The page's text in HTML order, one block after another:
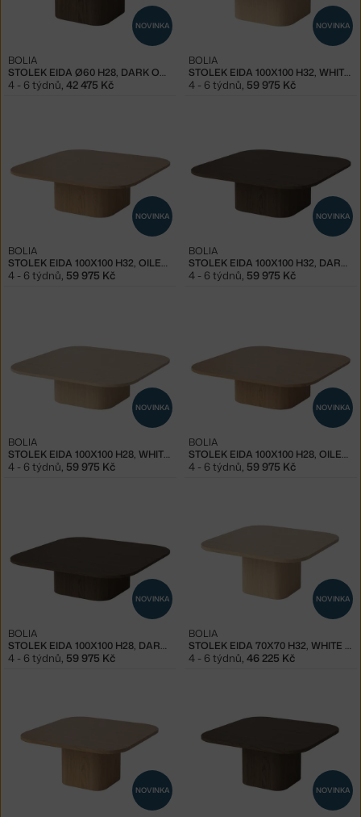
NOVINKA
STOLEK EIDA Ø60 H28, DARK OAK
BOLIA
4 - 6 týdnů 42 475 Kč
NOVINKA
STOLEK EIDA 100X100 H32, WHITE OAK
BOLIA
4 - 6 týdnů 59 975 Kč
NOVINKA
STOLEK EIDA 100X100 H32, OILED OAK
BOLIA
4 - 6 týdnů, 59 975 Kč
NOVINKA
STOLEK EIDA 100X100 H32, DARK OAK
BOLIA
4 - 6 týdnů, 59 975 Kč
NOVINKA
STOLEK EIDA 100X100 H28, WHITE OAK
BOLIA
4 - 6 týdnů, 59 975 Kč
NOVINKA
STOLEK EIDA 100X100 H28, OILED OAK
BOLIA
4 - 6 týdnů, 59 975 Kč
NOVINKA
STOLEK EIDA 100X100 H28, DARK OAK
BOLIA
4 - 6 týdnů, 59 975 Kč
NOVINKA
STOLEK EIDA 70X70 H32, WHITE OAK
BOLIA
4 - 6 týdnů, 46 225 Kč
NOVINKA NOVINKA